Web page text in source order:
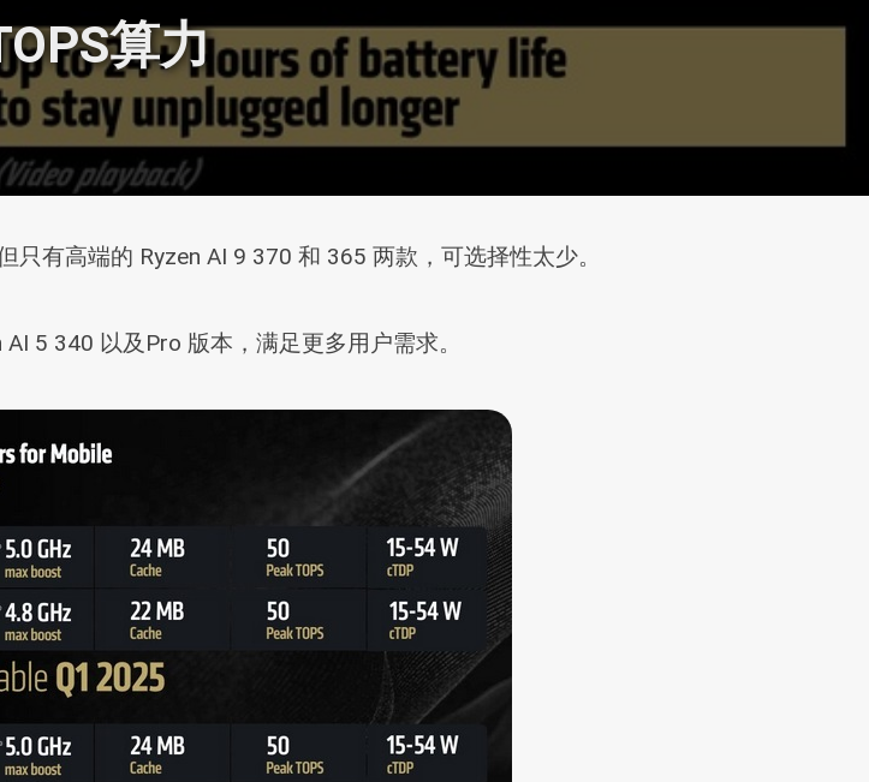
算力
有高端的 Ryzen AI 9 370 和 365 两款，可选择性太少。
5 340 以及Pro 版本，满足更多用户需求。